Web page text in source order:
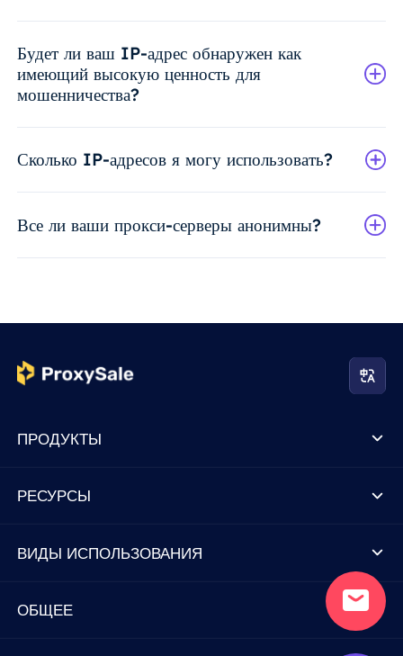
Будет ли ваш IP-адрес обнаружен как
имеющий высокую ценность для
мошенничества?
Сколько IP-адресов я могу использовать?
Все ли ваши прокси-серверы анонимны?
ПРОДУКТЫ
РЕСУРСЫ
ВИДЫ ИСПОЛЬЗОВАНИЯ
ОБЩЕЕ